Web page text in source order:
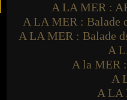
A LA MER :
A LA MER : Balade
A LA MER : Balade
A
A la MER
A
A LA